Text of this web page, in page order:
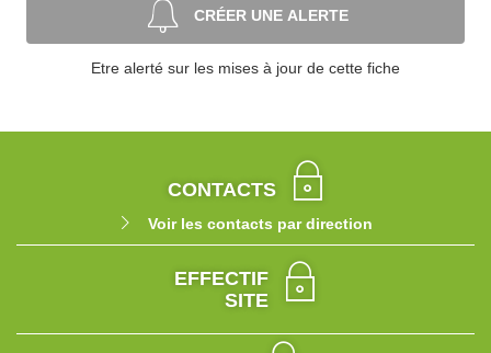
CRÉER UNE ALERTE
Etre alerté sur les mises à jour de cette fiche
CONTACTS
Voir les contacts par direction
EFFECTIF
SITE